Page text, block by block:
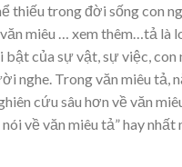
thiếu trong đời sống con
miêu
… xem thêm… tả là
bật của sự vật, sự việc,
nghe. Trong văn miêu tả,
cứu sâu hơn về văn
về văn miêu tả” hay